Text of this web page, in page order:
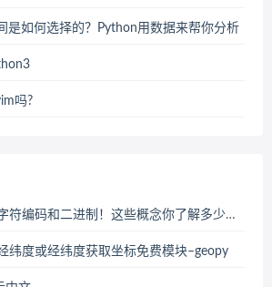
是如何选择的？Python用数据来帮你分析
吗?
编码和二进制！这些概念你了解多少呢？
纬度或经纬度获取坐标免费模块–geopy